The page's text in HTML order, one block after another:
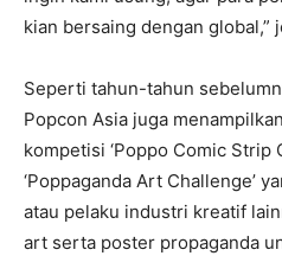
kian bersaing dengan global,”
Seperti tahun-tahun
Popcon Asia juga
kompetisi ‘Poppo Comic Strip
‘Poppaganda Art Challenge’
atau pelaku industri kreatif
art serta poster propaganda